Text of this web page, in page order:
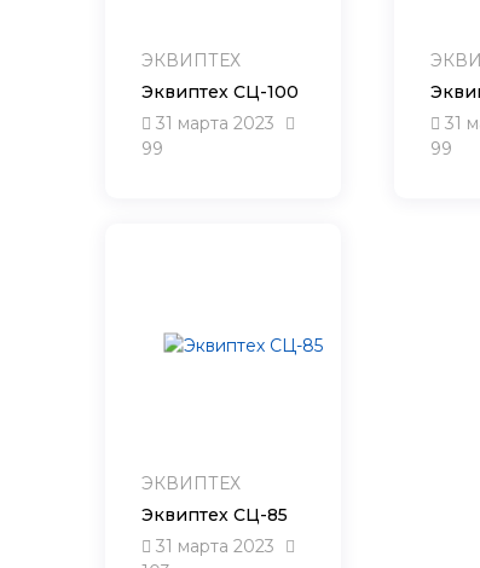
ЭКВИПТЕХ
Эквиптех СЦ-100
31 марта 2023
99
31
99
ЭКВИПТЕХ
Эквиптех СЦ-85
31 марта 2023